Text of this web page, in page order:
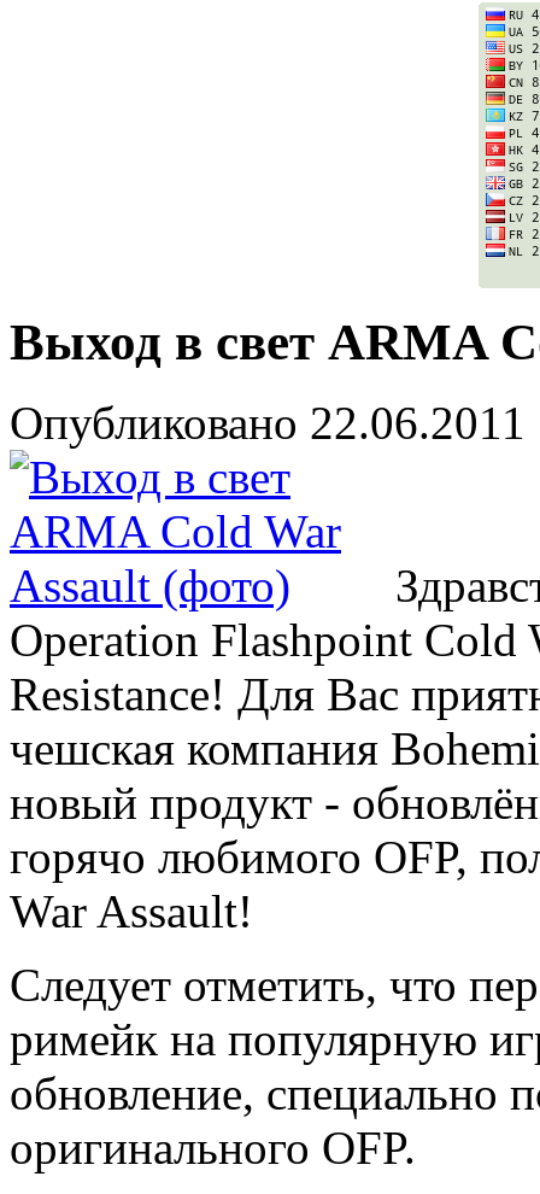
Выход в свет ARMA
Опубликовано 22.06.2011
Operation Flashpoint Cold
Resistance! Для Вас
чешская компания
новый продукт -
горячо любимого OFP,
War Assault!
Следует отметить, что
римейк на популярную
обновление, специально
оригинального OFP.